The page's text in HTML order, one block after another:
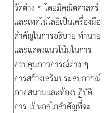
วัดต่าง ๆ โดยมีคณิตศาสตร์
และเทคโนโลยีเป็นเครื่องมือ
สำคัญในการอธิบาย ทำนาย
และแสดงแนวโน้มในการ
ควบคุมภาวการณ์ต่าง ๆ
การสร้างเสริมประสบการณ์
ภาคสนามและห้องปฏิบัติ
การ เป็นกลไกสำคัญที่จะ